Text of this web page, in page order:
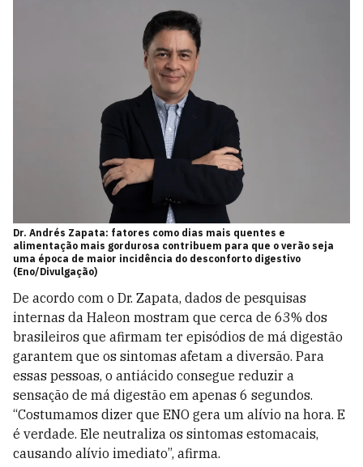
Dr. Andrés Zapata: fatores como dias mais quentes e
alimentação mais gordurosa contribuem para que o verão seja
uma época de maior incidência do desconforto digestivo
(Eno/Divulgação)
De acordo com o Dr. Zapata, dados de pesquisas
internas da Haleon mostram que cerca de 63% dos
brasileiros que afirmam ter episódios de má digestão
garantem que os sintomas afetam a diversão. Para
essas pessoas, o antiácido consegue reduzir a
sensação de má digestão em apenas 6 segundos.
“Costumamos dizer que ENO gera um alívio na hora. E
é verdade. Ele neutraliza os sintomas estomacais,
causando alívio imediato”, afirma.